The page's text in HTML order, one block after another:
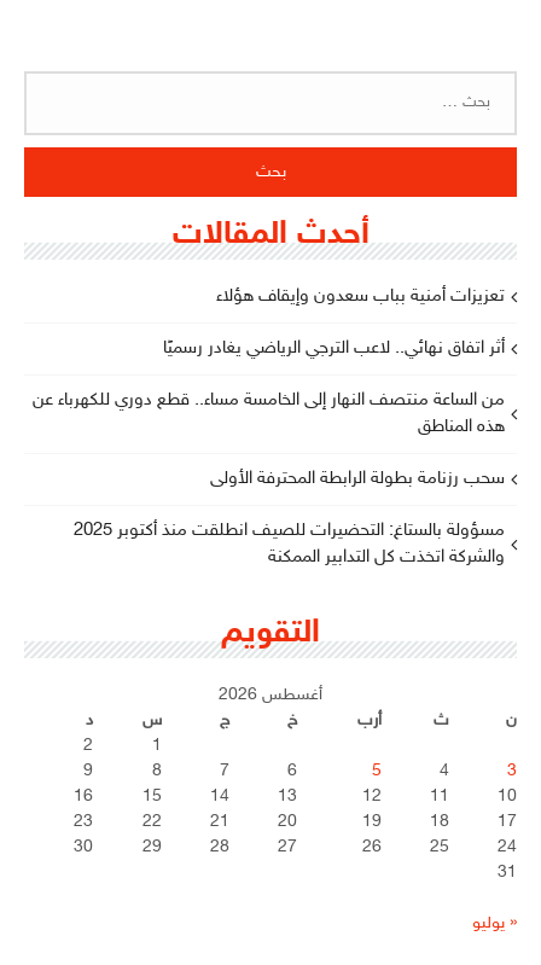
أحدث المقالات
تعزيزات أمنية بباب سعدون وإيقاف هؤلاء
أثر اتفاق نهائي.. لاعب الترجي الرياضي يغادر رسميًا
من الساعة منتصف النهار إلى الخامسة مساء.. قطع دوري للكهرباء عن
هذه المناطق
سحب رزنامة بطولة الرابطة المحترفة الأولى
مسؤولة بالستاغ: التحضيرات للصيف انطلقت منذ أكتوبر 2025
والشركة اتخذت كل التدابير الممكنة
التقويم
أغسطس 2026
ن
ث أرب خ ج س
د
1
2
3
4
5
6
7
8
9
10
11
12
13
14
15
16
17
18
19
20
21
22
23
24
25
26
27
28
29
30
31
« يوليو